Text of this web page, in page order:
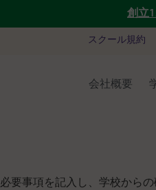
創立
スクール規約
会社概要
必要事項を記入し、学校から